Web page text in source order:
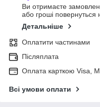
Ви отримаєте
або гроші повернуться
Детальніше
Оплатити частинами
Післяплата
Оплата карткою Visa,
Всі умови оплати